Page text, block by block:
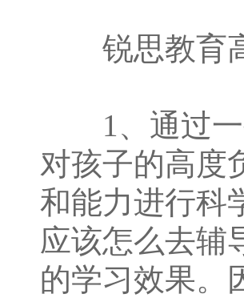
锐思教育高
1、通过一
对孩子的高度
和能力进行科
应该怎么去辅
的学习效果。